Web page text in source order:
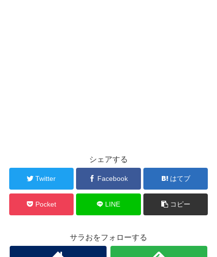
シェアする
Twitter Facebook はてブ
Pocket LINE コピー
サラおをフォローする